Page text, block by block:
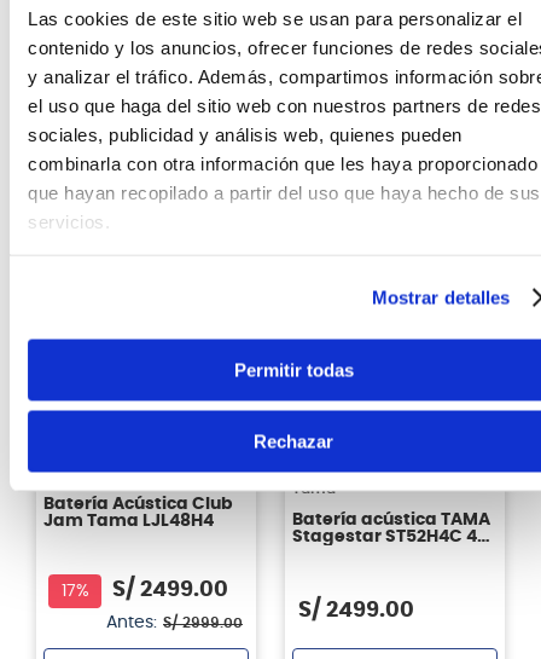
Las cookies de este sitio web se usan para personalizar el
contenido y los anuncios, ofrecer funciones de redes
y analizar el tráfico. Además, compartimos información
el uso que haga del sitio web con nuestros partners de redes
sociales, publicidad y análisis web, quienes pueden
combinarla con otra información que les haya proporcionado
que hayan recopilado a partir del uso que haya hecho de sus
servicios.
Mostrar detalles
Permitir todas
Rechazar
Batería acústica Tama
-Burnt Red Mist
19% S/ 2599.00
Antes: S/ 3199.00
Ver producto
Batería acústica Tama
Stagestar ST52H5C 5
piezas - Black Night
Sparkle
S/ 2599 00
Ver producto
Batería Acústica Club
Jam Tama LJL48H4
17% S/ 2499.00
Antes: S/ 2999.00
Tama
Batería acústica TAMA
Stagestar ST52H4C 4
S/ 2499.00